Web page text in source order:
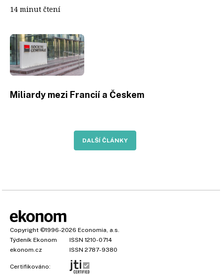
14 minut čtení
Miliardy mezi Francií a Českem
DALŠÍ ČLÁNKY
Copyright ©1996-2026 Economia, a.s.
Týdeník Ekonom
ISSN 1210-0714
ekonom.cz
ISSN 2787-9380
Certifikováno: